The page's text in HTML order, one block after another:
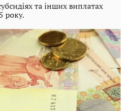
та інших виплатах
року.